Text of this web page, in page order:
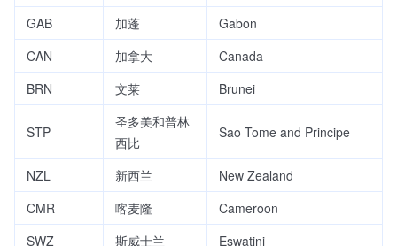
GAB
加蓬
Gabon
CAN
加拿大
Canada
BRN
文莱 Brunei
STP
圣多美和普林
西比
Sao Tome and Principe
NZL 新西兰
New Zealand
CMR
喀麦隆
Cameroon
SWZ
斯威士兰
Eswatini